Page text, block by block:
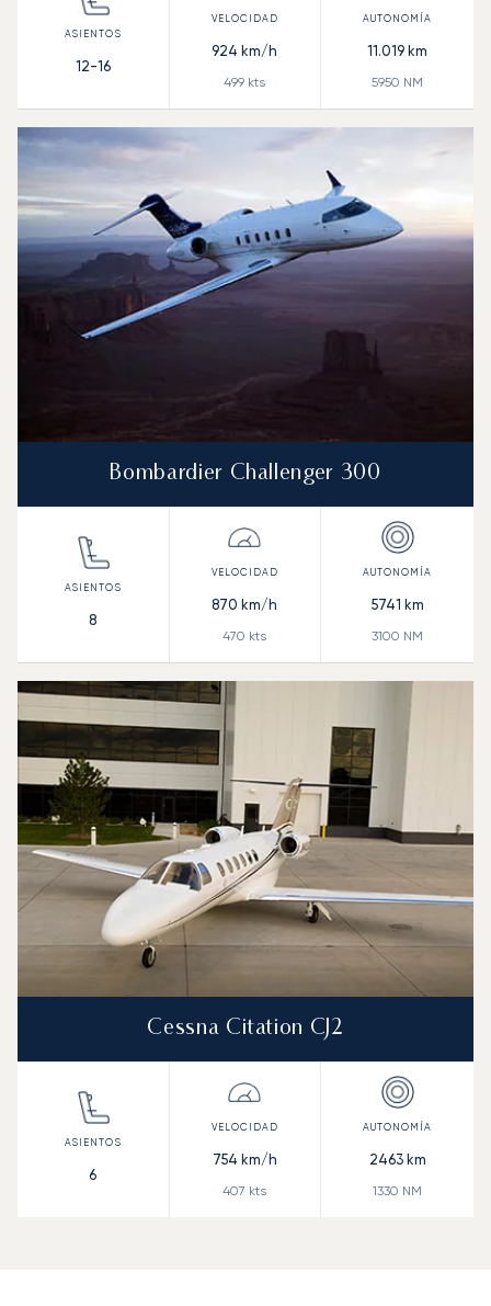
12-16
924 km/h
499 kts
11.019 km
5950 NM
Bombardier Challenger 300
8
870 km/h
470 kts
5741 km
3100 NM
Cessna Citation CJ2
6
754 km/h
407 kts
2463km
1330 NM